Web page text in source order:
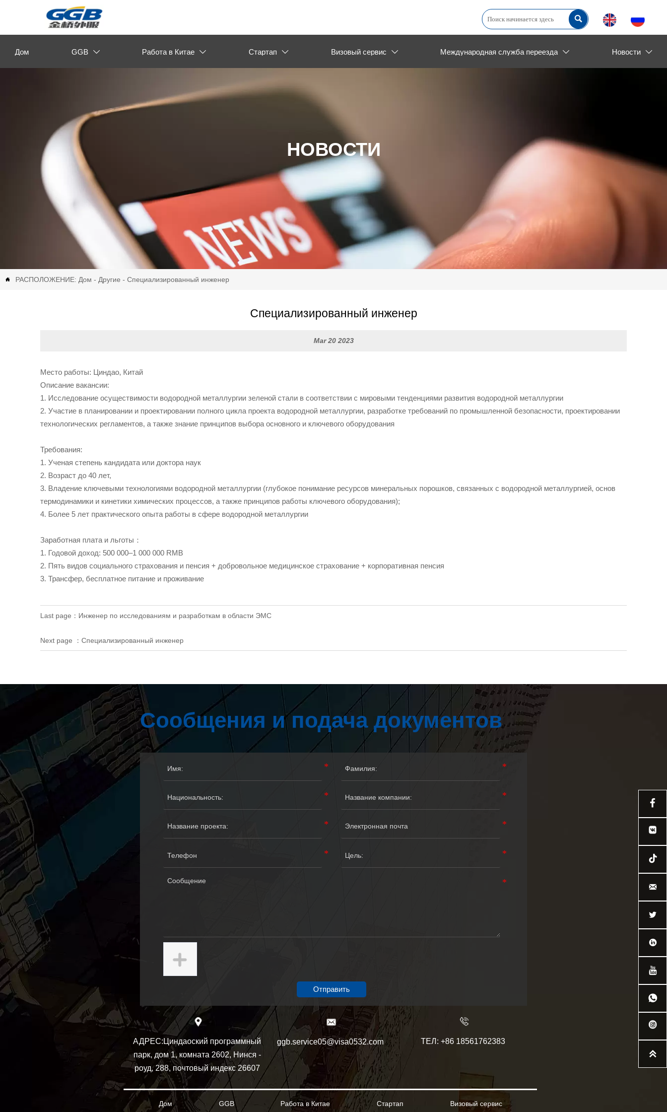

Дом GGB  Работа в Китае  Стартап  Визовый сервис  Международная служба переезда  Новости 
НОВОСТИ
 РАСПОЛОЖЕНИЕ: Дом - Другие - Специализированный инженер
Специализированный инженер
Mar 20 2023
Место работы: Циндао, Китай
Описание вакансии:
1. Исследование осуществимости водородной металлургии зеленой стали в соответствии с мировыми тенденциями развития водородной металлургии
2. Участие в планировании и проектировании полного цикла проекта водородной металлургии, разработке требований по промышленной безопасности, проектировании
технологических регламентов, а также знание принципов выбора основного и ключевого оборудования
Требования:
1. Ученая степень кандидата или доктора наук
2. Возраст до 40 лет,
3. Владение ключевыми технологиями водородной металлургии (глубокое понимание ресурсов минеральных порошков, связанных с водородной металлургией, основ
термодинамики и кинетики химических процессов, а также принципов работы ключевого оборудования);
4. Более 5 лет практического опыта работы в сфере водородной металлургии
Заработная плата и льготы：
1. Годовой доход: 500 000–1 000 000 RMB
2. Пять видов социального страхования и пенсия + добровольное медицинское страхование + корпоративная пенсия
3. Трансфер, бесплатное питание и проживание
Last page： Инженер по исследованиям и разработкам в области ЭМС
Next page ： Специализированный инженер
Сообщения и подача документов
Отправить
АДРЕС: Циндаоский программный
парк, дом 1, комната 2602, Нинся -
роуд, 288, почтовый индекс 26607
ggb.service05@visa0532.com ТЕЛ: +86 18561762383
Дом GGB Работа в Китае Стартап Визовый сервис







